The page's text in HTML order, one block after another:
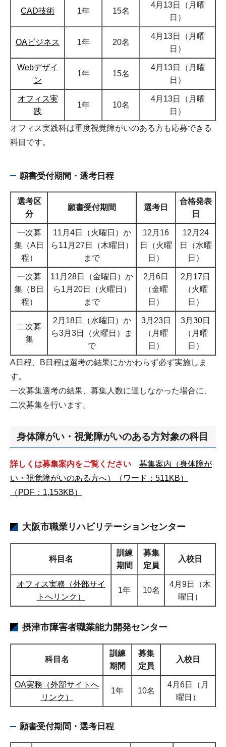
CAD技術 1年 15名
4月13日（月曜
日）
OAビジネス 1年 20名
4月13日（月曜
日）
Webデザイ
ン
1年 15名
4月13日（月曜
日）
オフィス実
践
1年 10名
4月13日（月曜
日）
オフィス実践科は重度視覚障がいのある方も応募できる
科目です。
願書受付期間・選考日程
選考区
分
願書受付期間 選考日
合格発表
日
一次募
集（A日
程）
11月4日（火曜日）か
ら11月27日（木曜日）
まで
12月16
日（火曜
日）
12月24
日（水曜
日）
一次募
集（B日
程）
11月28日（金曜日）か
ら1月20日（火曜日）
まで
2月6日
（金曜
日）
2月17日
（火曜
日）
二次募
集
2月18日（水曜日）か
ら3月3日（火曜日）ま
で
3月23日
（月曜
日）
3月30日
（月曜
日）
A日程、B日程は選考の結果にかかわらず必ず実施しま
す。
一次募集選考の結果、募集人数に達しなかった場合に、
二次募集を行います。
身体障がい・視覚障がいのある方対象の科目
詳しくは募集案内をご覧ください
募集案内（身体障が
い・視覚障がいのある方へ）（ワード：511KB）
（PDF：1,153KB）
大阪市職業リハビリテーションセンター
科目名
訓練
期間
募集
定員
入校日
オフィス実務（外部サイ
トへリンク）
1年 10名
4月9日（木
曜日）
摂津市障害者職業能力開発センター
科目名
訓練
期間
募集
定員
入校日
OA実務（外部サイトへ
リンク）
1年 10名
4月6日（月
曜日）
願書受付期間・選考日程